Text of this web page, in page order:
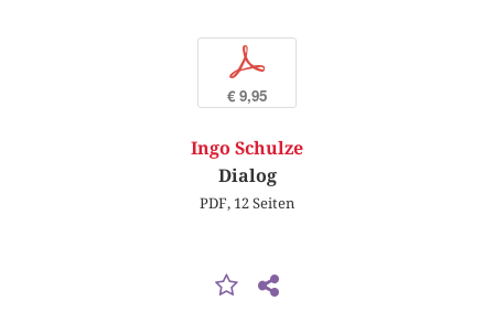
p
€ 9,95
Ingo Schulze
Dialog
PDF, 12 Seiten